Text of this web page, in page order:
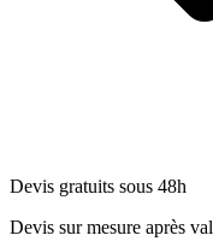
Devis gratuits sous 48h
Devis sur mesure après